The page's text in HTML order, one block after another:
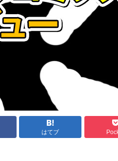
はてブ